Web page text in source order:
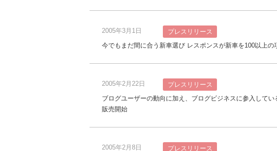
2005年3月1日
プレスリリース
今でもまだ間に合う新車選び レスポンスが新車を100以上
2005年2月22日
プレスリリース
ブログユーザーの動向に加え、ブログビジネスに参入して
販売開始
2005年2月8日 プレスリリース